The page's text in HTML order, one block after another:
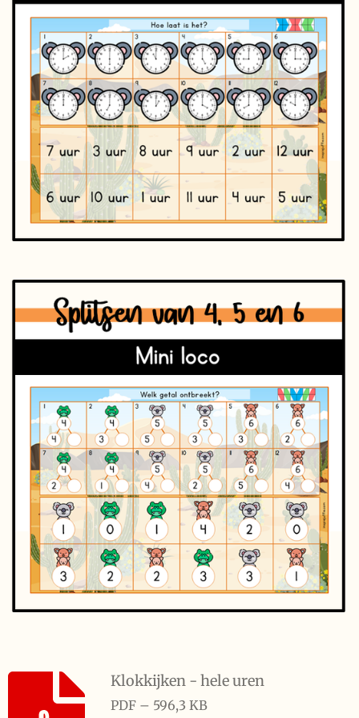
Klokkijken - hele uren
PDF – 596,3 KB